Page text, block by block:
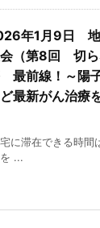
年1月9日 地
（第8回 切ら
最前線！～陽
最新がん治療
に滞在できる時間
...